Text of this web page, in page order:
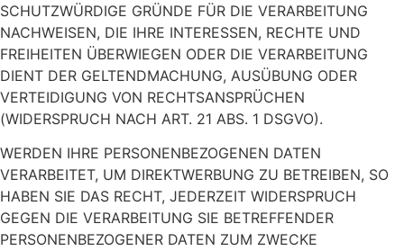
SCHUTZWÜRDIGE GRÜNDE FÜR DIE VERARBEITUNG
NACHWEISEN, DIE IHRE INTERESSEN, RECHTE UND
FREIHEITEN ÜBERWIEGEN ODER DIE VERARBEITUNG
DIENT DER GELTENDMACHUNG, AUSÜBUNG ODER
VERTEIDIGUNG VON RECHTSANSPRÜCHEN
(WIDERSPRUCH NACH ART. 21 ABS. 1 DSGVO).
WERDEN IHRE PERSONENBEZOGENEN DATEN
VERARBEITET, UM DIREKTWERBUNG ZU BETREIBEN, SO
HABEN SIE DAS RECHT, JEDERZEIT WIDERSPRUCH
GEGEN DIE VERARBEITUNG SIE BETREFFENDER
PERSONENBEZOGENER DATEN ZUM ZWECKE